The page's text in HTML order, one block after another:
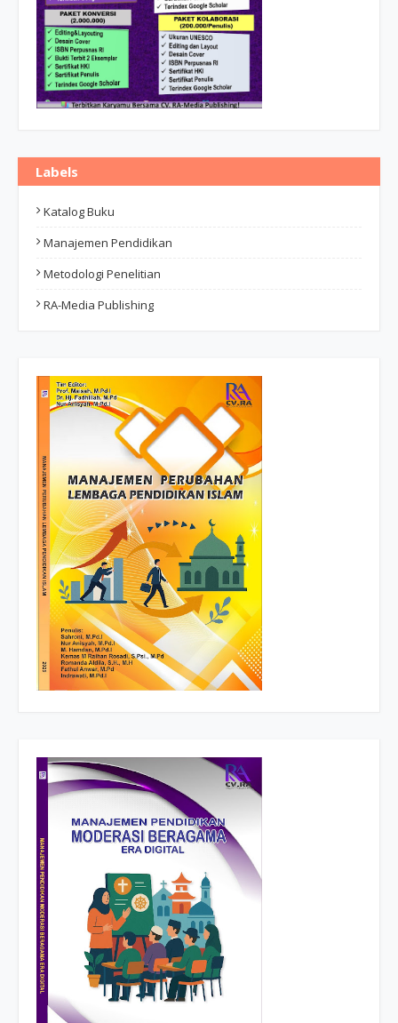
Labels
Katalog Buku
Manajemen Pendidikan
Metodologi Penelitian
RA-Media Publishing